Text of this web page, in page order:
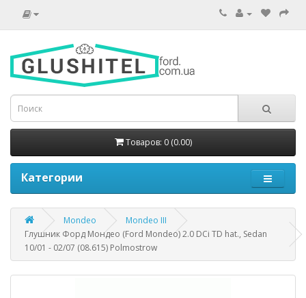
Товаров: 0 (0.00)
Категории
Mondeo
Mondeo III
Глушник Форд Мондео (Ford Mondeo) 2.0 DCi TD hat., Sedan
10/01 - 02/07 (08.615) Polmostrow